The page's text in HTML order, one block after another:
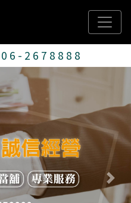
06-2678888
Next